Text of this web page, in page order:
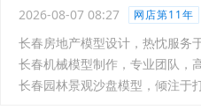
2026-08-07 08:27 网店第11年
长春房地产模型设计，热忱服务
长春机械模型制作，专业团队，
长春园林景观沙盘模型，倾注于